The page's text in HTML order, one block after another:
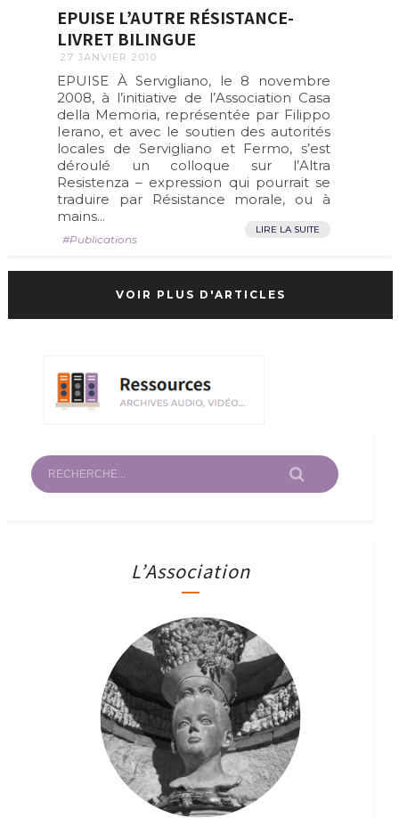
EPUISE L’AUTRE RÉSISTANCE-
LIVRET BILINGUE
27 JANVIER 2010
EPUISE À Servigliano, le 8 novembre
2008, à l’initiative de l’Association Casa
della Memoria, représentée par Filippo
Ierano, et avec le soutien des autorités
locales de Servigliano et Fermo, s’est
déroulé un colloque sur l’Altra
Resistenza – expression qui pourrait se
traduire par Résistance morale, ou à
mains...
LIRE LA SUITE
Publications
VOIR PLUS D'ARTICLES
L’Association